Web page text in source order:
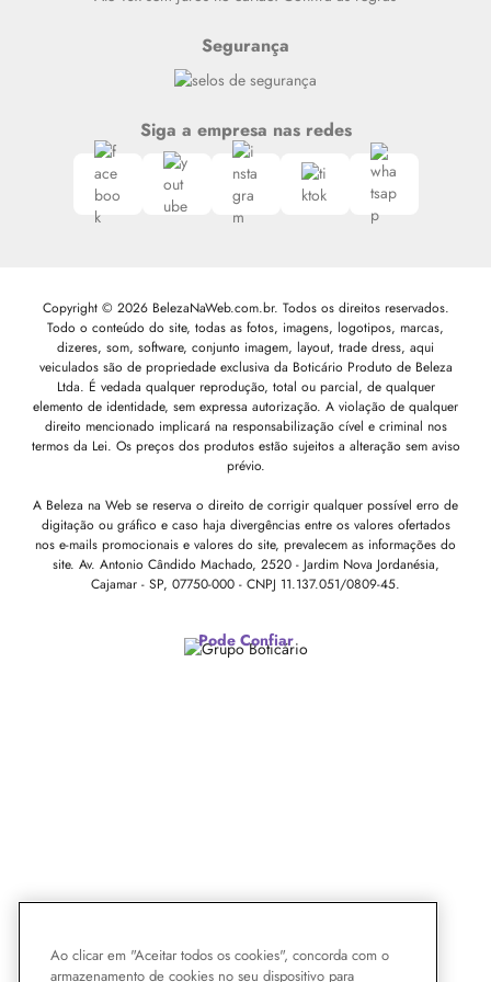
Segurança
Siga a empresa nas redes
Copyright © 2026 BelezaNaWeb.com.br. Todos os direitos reservados.
Todo o conteúdo do site, todas as fotos, imagens, logotipos, marcas,
dizeres, som, software, conjunto imagem, layout, trade dress, aqui
veiculados são de propriedade exclusiva da Boticário Produto de Beleza
Ltda. É vedada qualquer reprodução, total ou parcial, de qualquer
elemento de identidade, sem expressa autorização. A violação de qualquer
direito mencionado implicará na responsabilização cível e criminal nos
termos da Lei. Os preços dos produtos estão sujeitos a alteração sem aviso
prévio.
A Beleza na Web se reserva o direito de corrigir qualquer possível erro de
digitação ou gráfico e caso haja divergências entre os valores ofertados
nos e-mails promocionais e valores do site, prevalecem as informações do
site. Av. Antonio Cândido Machado, 2520 - Jardim Nova Jordanésia,
Cajamar - SP, 07750-000 - CNPJ 11.137.051/0809-45.
Pode Confiar
Ao clicar em "Aceitar todos os cookies", concorda com o
armazenamento de cookies no seu dispositivo para